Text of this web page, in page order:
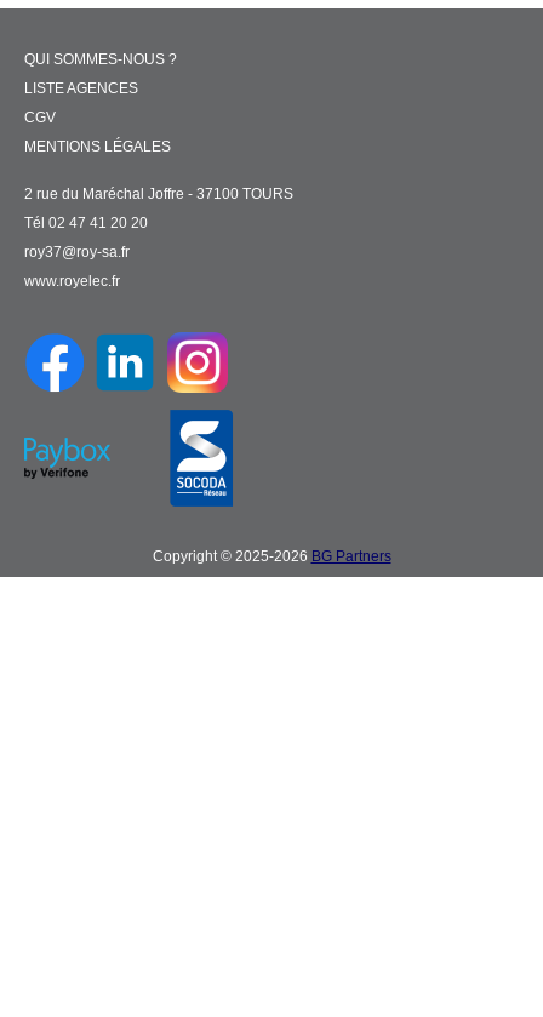
QUI SOMMES-NOUS ?
LISTE AGENCES
CGV
MENTIONS LÉGALES
2 rue du Maréchal Joffre - 37100 TOURS
Tél 02 47 41 20 20
roy37@roy-sa.fr
www.royelec.fr
Copyright © 2025-2026 BG Partners